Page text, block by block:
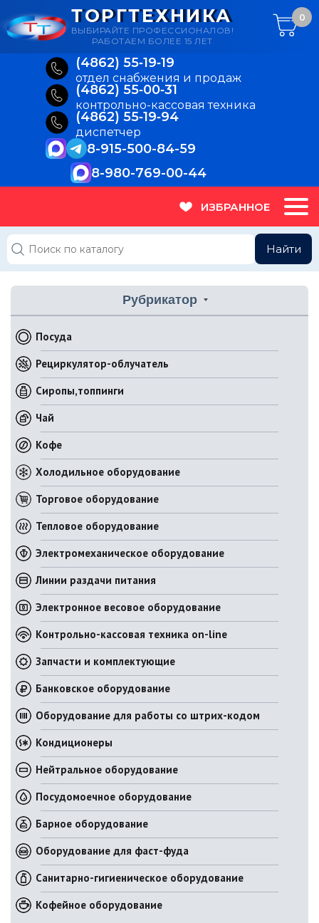
(4862) 55‑19‑19
отдел снабжения и продаж
(4862) 55‑00‑31
контрольно-кассовая техника
(4862) 55‑19‑94
диспетчер
8-915-500-84-59
8-980-769-00-44
ТОРГТЕХНИКА
ВЫБИРАЙТЕ ПРОФЕССИОНАЛОВ!
РАБОТАЕМ БОЛЕЕ 15 ЛЕТ
0
ИЗБРАННОЕ
Найти
Рубрикатор
Посуда
Рециркулятор-облучатель
Сиропы,топпинги
Чай
Кофе
Холодильное оборудование
Торговое оборудование
Тепловое оборудование
Электромеханическое оборудование
Линии раздачи питания
Электронное весовое оборудование
Контрольно-кассовая техника on-line
Запчасти и комплектующие
Банковское оборудование
Оборудование для работы со штрих-кодом
Кондиционеры
Нейтральное оборудование
Посудомоечное оборудование
Барное оборудование
Оборудование для фаст-фуда
Санитарно-гигиеническое оборудование
Кофейное оборудование